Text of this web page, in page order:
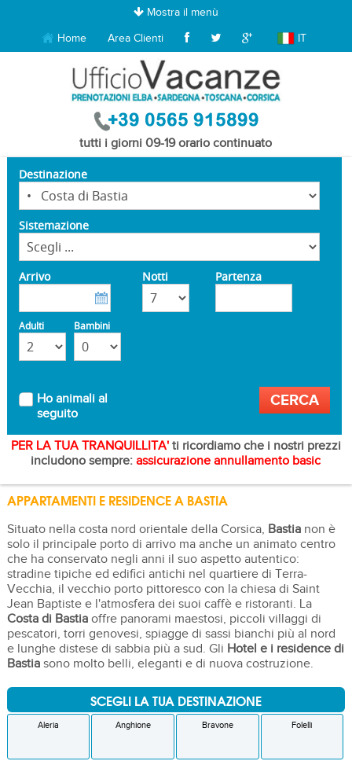
Mostra il menù
Home Area Clienti IT
tutti i giorni 09-19 orario continuato
Destinazione
Sistemazione
Arrivo Notti Partenza
Adulti Bambini
Ho animali al
seguito
PER LA TUA TRANQUILLITA'ti ricordiamo che i nostri prezzi
includono sempre:assicurazione annullamento basic
APPARTAMENTI E RESIDENCE A BASTIA
Situato nella costa nord orientale della Corsica, Bastia non è
solo il principale porto di arrivo ma anche un animato centro
che ha conservato negli anni il suo aspetto autentico:
stradine tipiche ed edifici antichi nel quartiere di Terra-
Vecchia, il vecchio porto pittoresco con la chiesa di Saint
Jean Baptiste e l'atmosfera dei suoi caffè e ristoranti. La
Costa di Bastiaoffre panorami maestosi, piccoli villaggi di
pescatori, torri genovesi, spiagge di sassi bianchi più al nord
e lunghe distese di sabbia più a sud. Gli Hotel e i residence di
Bastiasono molto belli, eleganti e di nuova costruzione.
SCEGLI LA TUA DESTINAZIONE
Aleria Anghione Bravone Folelli